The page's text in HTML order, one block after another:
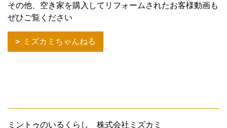
その他、空き家を購入してリフォームされたお客様動画も
ぜひご覧ください
ミズカミちゃんねる
ミントゥのいるくらし 株式会社ミズカミ